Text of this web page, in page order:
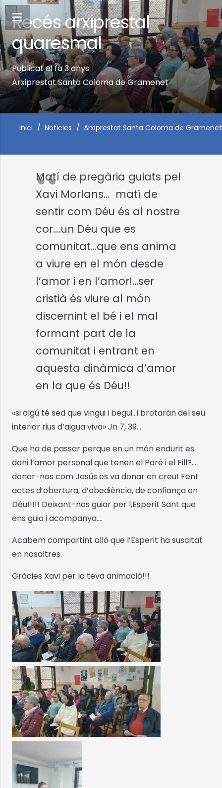
Recés arxiprestal
quaresmal
Publicat elfa 3 anys
Arxiprestat Santa Coloma de Gramenet
Inici / Noticies / Arxiprestat Santa Coloma de Gramenet
Matí de pregària guiats pel
Xavi Morlans… matí de
sentir com Déu és al nostre
cor….un Déu que es
comunitat…que ens anima
a viure en el món desde
l’amor i en l’amor!…ser
cristià és viure al món
discernint el bé i el mal
formant part de la
comunitat i entrant en
aquesta dinàmica d’amor
en la que és Déu!!
«si algú té sed que vingui i begui…i brotarán del seu
interior rius d’aigua viva» Jn 7, 39….
Que ha de passar perque en un món endurit es
doni l’amor personal que tenen el Paré i el Fill?…
donar-nos com Jesús es va donar en creu! Fent
actes d’obertura, d’obediència, de confiança en
Déu!!!!! Deixant-nos guiar per l,Esperit Sant que
ens guia i acompanya….
Acabem compartint allò que l’Esperit ha suscitat
en nosaltres.
Gràcies Xavi per la teva animació!!!